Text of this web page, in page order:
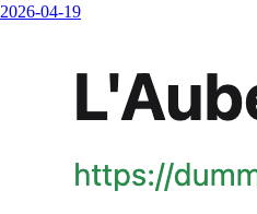
2026-04-19